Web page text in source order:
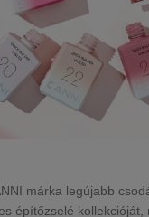
márka legújabb
építőzselé kollekcióját,